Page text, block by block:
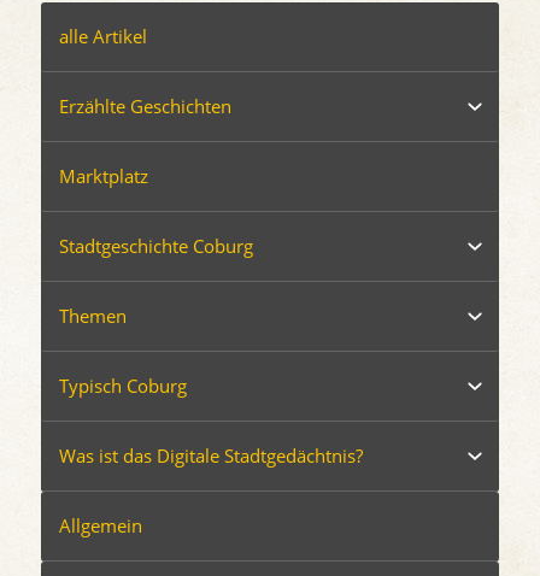
alle Artikel
Erzählte Geschichten
Marktplatz
Stadtgeschichte Coburg
Themen
Typisch Coburg
Was ist das Digitale Stadtgedächtnis?
Allgemein